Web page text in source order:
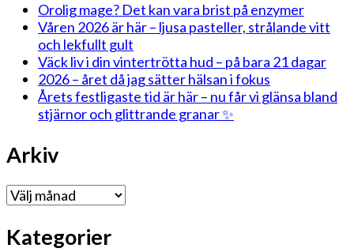
Orolig mage? Det kan vara brist på enzymer
Våren 2026 är här – ljusa pasteller, strålande vitt
och lekfullt gult
Väck liv i din vintertrötta hud – på bara 21 dagar
2026 – året då jag sätter hälsan i fokus
Årets festligaste tid är här – nu får vi glänsa bland
stjärnor och glittrande granar ✨
Arkiv
Arkiv
Kategorier